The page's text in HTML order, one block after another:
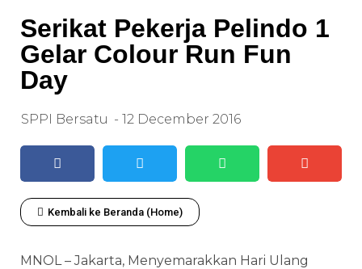
Serikat Pekerja Pelindo 1
Gelar Colour Run Fun
Day
SPPI Bersatu - 12 December 2016
Kembali ke Beranda (Home)
MNOL – Jakarta, Menyemarakkan Hari Ulang